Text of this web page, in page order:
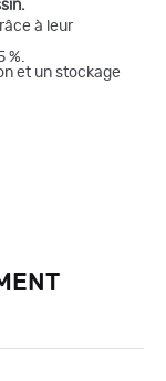
à leur
et un stockage